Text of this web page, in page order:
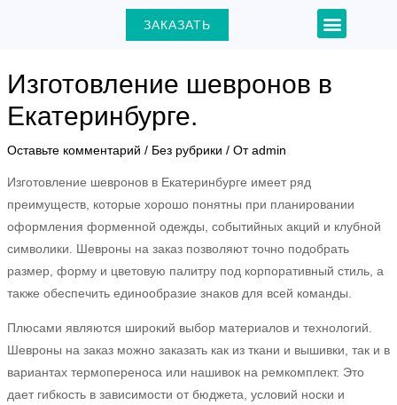
ЗАКАЗАТЬ Menu
Изготовление шевронов в
Екатеринбурге.
Оставьте комментарий / Без рубрики / Отadmin
Изготовление шевронов в Екатеринбурге имеет ряд
преимуществ, которые хорошо понятны при планировании
оформления форменной одежды, событийных акций и клубной
символики. Шевроны на заказ позволяют точно подобрать
размер, форму и цветовую палитру под корпоративный стиль, а
также обеспечить единообразие знаков для всей команды.
Плюсами являются широкий выбор материалов и технологий.
Шевроны на заказ можно заказать как из ткани и вышивки, так и в
вариантах термопереноса или нашивок на ремкомплект. Это
дает гибкость в зависимости от бюджета, условий носки и